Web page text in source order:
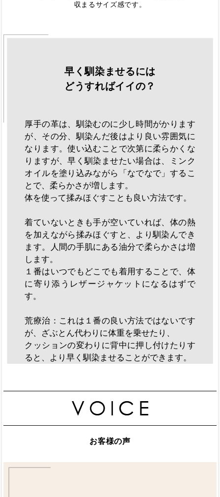
収まるサイズ感です。
早く馴染ませるには
どうすればイイの？
厚手の革は、馴染むのに少し時間がかります
が、その分、馴染んだ後はより良い雰囲気に
なります。使い込むことで次第に柔らかくな
りますが、早く馴染ませたい場合は、ミンク
オイルを塗り込みながら「なでなで」するこ
とで、柔らかさが増します。
体を使って揉みほぐすことも良い方法です。
着ていないときも手が空いていれば、体の熱
を加えながら揉みほぐすと、より馴染んでき
ます。人間の手肌にある油分で柔らかさは増
します。
１番はいつでもどこでも着用することで、体
に寄り添うレザージャケットになるはずで
す。
荒療治：これは１番の良い方法ではないです
が、ざぶとん代わりに体重を乗せたり、
クッションの変わりに背中に押し付けたりす
ると、より早く馴染ませることができます。
お客様の声